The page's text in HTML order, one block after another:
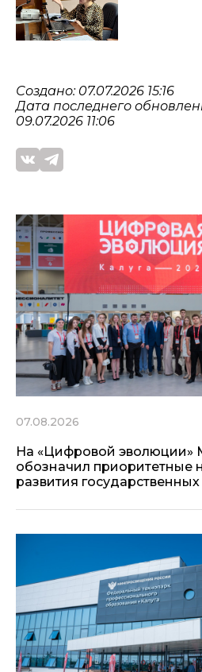
Создано: 07.07.2026 15:16
Дата последнего
09.07.2026 11:06
07.08.2026
На «Цифровой эволюции»
обозначил приоритетные
развития